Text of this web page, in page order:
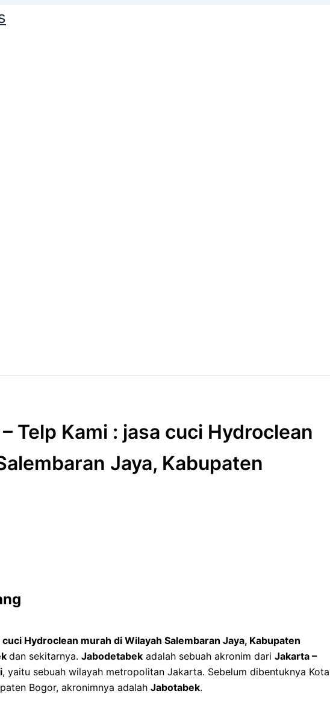
Telp Kami : jasa cuci Hydroclean
Jaya, Kabupaten
Hydroclean murah di Wilayah Salembaran Jaya, Kabupaten
dan sekitarnya. Jabodetabek adalah sebuah akronim dari Jakarta –
, yaitu sebuah wilayah metropolitan Jakarta. Sebelum dibentuknya Kota
Bogor, akronimnya adalah Jabotabek.